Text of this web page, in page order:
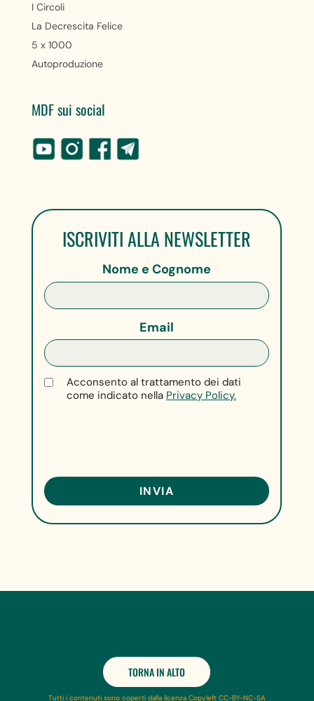
I Circoli
La Decrescita Felice
5 x 1000
Autoproduzione
MDF sui social
ISCRIVITI ALLA NEWSLETTER
Nome e Cognome
Email
Acconsento al trattamento dei dati
come indicato nella Privacy Policy.
TORNA IN ALTO
Tutti i contenuti sono coperti dalla licenza Copyleft CC-BY-NC-SA